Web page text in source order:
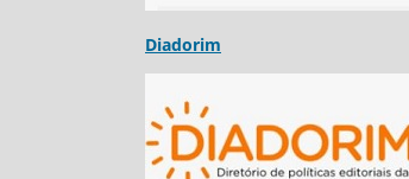
Diadorim